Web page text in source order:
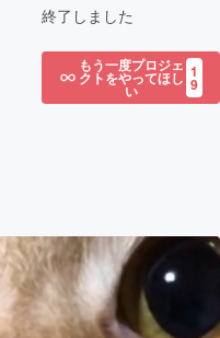
終了しました
もう一度プロジェ
クトをやってほし
い
1
9